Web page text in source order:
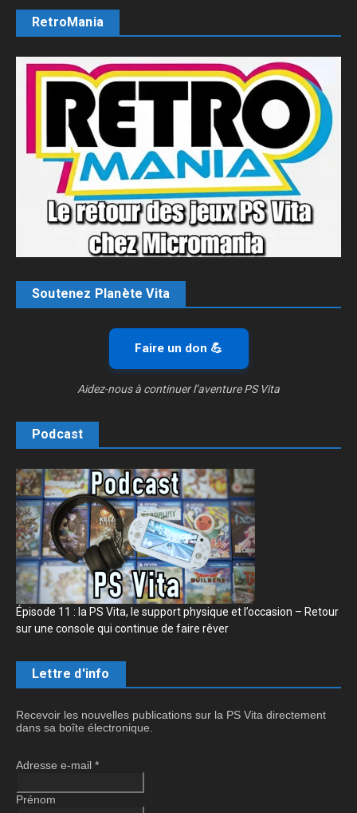
RetroMania
Soutenez Planète Vita
Faire un don 💪
Aidez-nous à continuer l’aventure PS Vita
Podcast
Épisode 11 : la PS Vita, le support physique et l’occasion – Retour
sur une console qui continue de faire rêver
Lettre d'info
Recevoir les nouvelles publications sur la PS Vita directement
dans sa boîte électronique.
Adresse e-mail *
Prénom